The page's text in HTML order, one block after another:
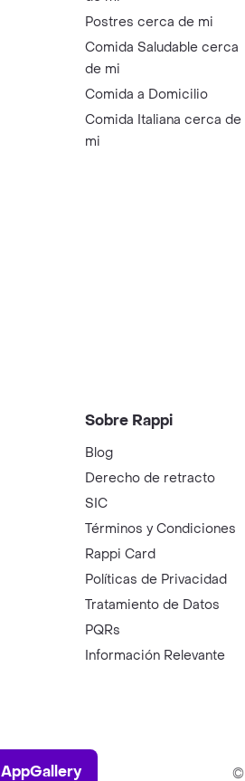
Postres cerca de mi
Comida Saludable cerca
de mi
Comida a Domicilio
Comida Italiana cerca de
mi
Sobre Rappi
Blog
Derecho de retracto
SIC
Términos y Condiciones
Rappi Card
Políticas de Privacidad
Tratamiento de Datos
PQRs
Información Relevante
AppGallery
AppGallery ©